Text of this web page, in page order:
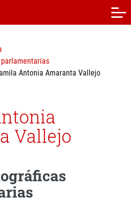
Antonia Amaranta Vallejo
Vallejo